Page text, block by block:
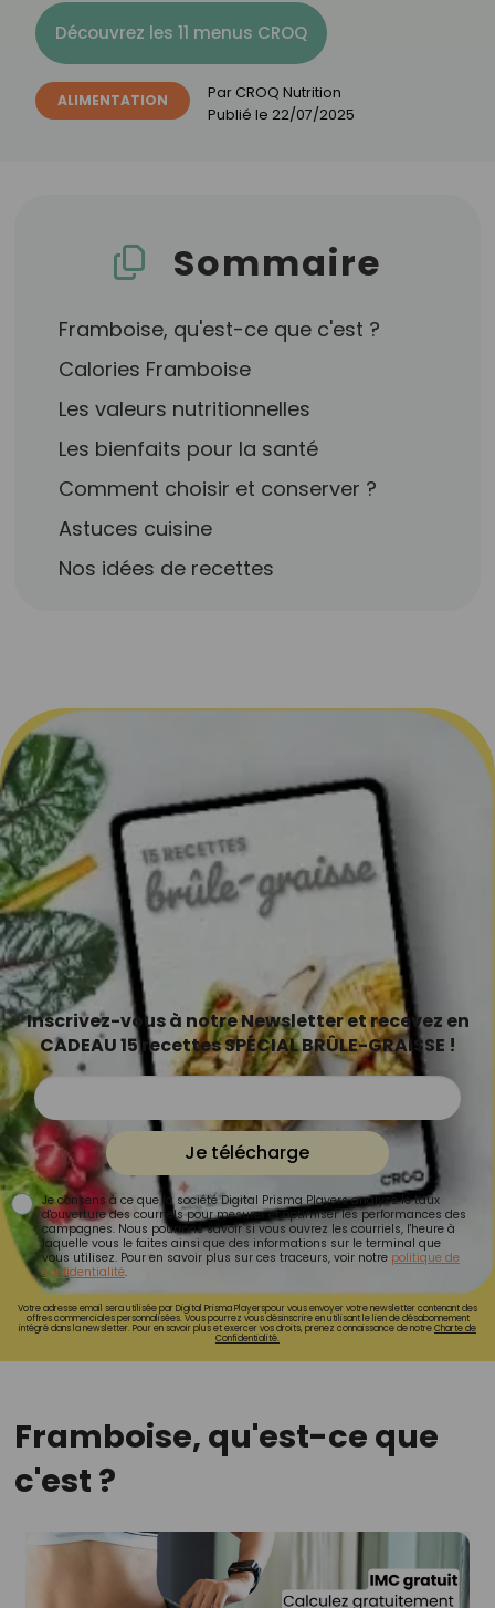
Découvrez les 11 menus CROQ
ALIMENTATION Par CROQ Nutrition
Publié le 22/07/2025
Sommaire
Framboise, qu'est-ce que c'est ?
Calories Framboise
Les valeurs nutritionnelles
Les bienfaits pour la santé
Comment choisir et conserver ?
Astuces cuisine
Nos idées de recettes
Inscrivez-vous à notre Newsletter et recevez en
CADEAU 15 recettes SPÉCIAL BRÛLE-GRAISSE !
Je télécharge
Je consens à ce que la société Digital Prisma Players analyse le taux
d'ouverture des courriels pour mesurer et optimiser les performances des
campagnes. Nous pourrons savoir si vous ouvrez les courriels, l'heure à
laquelle vous le faites ainsi que des informations sur le terminal que
vous utilisez. Pour en savoir plus sur ces traceurs, voir notre politique de
confidentialité.
Votre adresse email sera utilisée par Digital Prisma Playerspour vous envoyer votre newsletter contenant des
offres commerciales personnalisées. Vous pourrez vous désinscrire en utilisant le lien de désabonnement
intégré dans la newsletter. Pour en savoir plus et exercer vos droits, prenez connaissance de notreCharte de
Confidentialité.
Framboise, qu'est-ce que
c'est ?